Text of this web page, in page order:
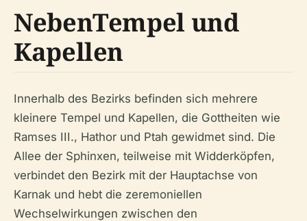
NebenTempel und
Kapellen
Innerhalb des Bezirks befinden sich mehrere
kleinere Tempel und Kapellen, die Gottheiten wie
Ramses III., Hathor und Ptah gewidmet sind. Die
Allee der Sphinxen, teilweise mit Widderköpfen,
verbindet den Bezirk mit der Hauptachse von
Karnak und hebt die zeremoniellen
Wechselwirkungen zwischen den